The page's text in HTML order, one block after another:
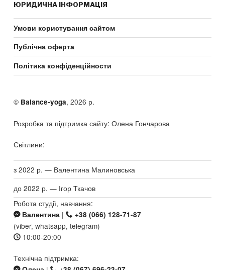
ЮРИДИЧНА ІНФОРМАЦІЯ
Умови користування сайтом
Публічна оферта
Політика конфіденційности
© Balance-yoga, 2026 р.
Розробка та підтримка сайту: Олена Гончарова
Світлини:
з 2022 р. — Валентина Малиновська
до 2022 р. — Ігор Ткачов
Робота студії, навчання:
Валентина | +38 (066) 128-71-87
(viber, whatsapp, telegram)
10:00-20:00
Технічна підтримка: